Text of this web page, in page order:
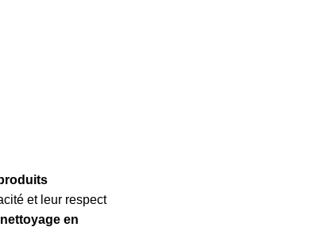
et leur respect
nettoyage en